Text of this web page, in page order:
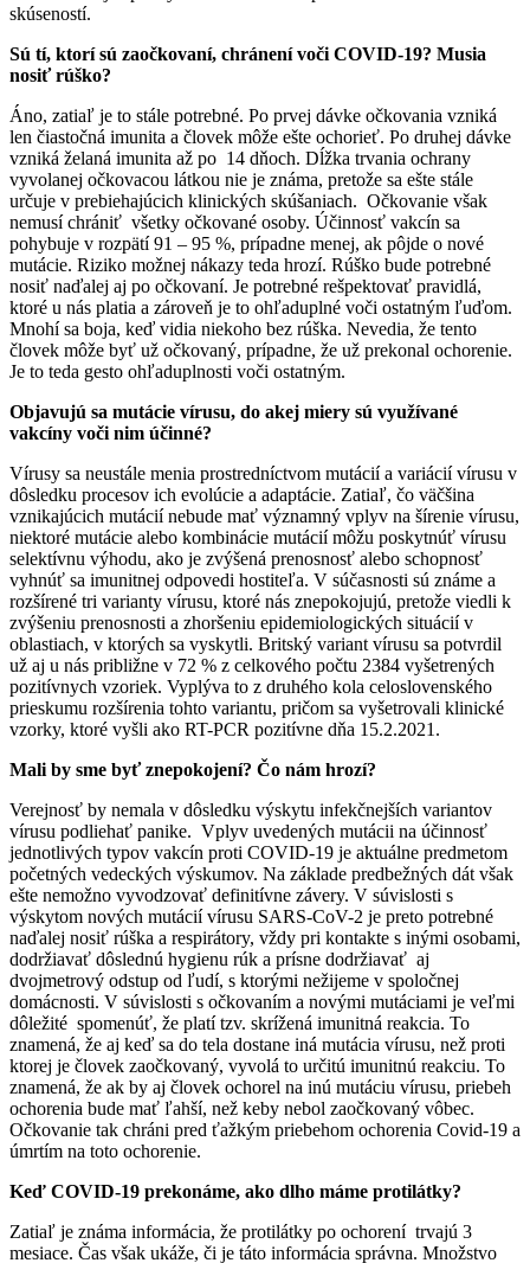
skúseností.
Sú tí, ktorí sú zaočkovaní, chránení voči COVID-19? Musia
nosiť rúško?
Áno, zatiaľ je to stále potrebné. Po prvej dávke očkovania vzniká
len čiastočná imunita a človek môže ešte ochorieť. Po druhej dávke
vzniká želaná imunita až po 14 dňoch. Dĺžka trvania ochrany
vyvolanej očkovacou látkou nie je známa, pretože sa ešte stále
určuje v prebiehajúcich klinických skúšaniach. Očkovanie však
nemusí chrániť všetky očkované osoby. Účinnosť vakcín sa
pohybuje v rozpätí 91 – 95 %, prípadne menej, ak pôjde o nové
mutácie. Riziko možnej nákazy teda hrozí. Rúško bude potrebné
nosiť naďalej aj po očkovaní. Je potrebné rešpektovať pravidlá,
ktoré u nás platia a zároveň je to ohľaduplné voči ostatným ľuďom.
Mnohí sa boja, keď vidia niekoho bez rúška. Nevedia, že tento
človek môže byť už očkovaný, prípadne, že už prekonal ochorenie.
Je to teda gesto ohľaduplnosti voči ostatným.
Objavujú sa mutácie vírusu, do akej miery sú využívané
vakcíny voči nim účinné?
Vírusy sa neustále menia prostredníctvom mutácií a variácií vírusu v
dôsledku procesov ich evolúcie a adaptácie. Zatiaľ, čo väčšina
vznikajúcich mutácií nebude mať významný vplyv na šírenie vírusu,
niektoré mutácie alebo kombinácie mutácií môžu poskytnúť vírusu
selektívnu výhodu, ako je zvýšená prenosnosť alebo schopnosť
vyhnúť sa imunitnej odpovedi hostiteľa. V súčasnosti sú známe a
rozšírené tri varianty vírusu, ktoré nás znepokojujú, pretože viedli k
zvýšeniu prenosnosti a zhoršeniu epidemiologických situácií v
oblastiach, v ktorých sa vyskytli. Britský variant vírusu sa potvrdil
už aj u nás približne v 72 % z celkového počtu 2384 vyšetrených
pozitívnych vzoriek. Vyplýva to z druhého kola celoslovenského
prieskumu rozšírenia tohto variantu, pričom sa vyšetrovali klinické
vzorky, ktoré vyšli ako RT-PCR pozitívne dňa 15.2.2021.
Mali by sme byť znepokojení? Čo nám hrozí?
Verejnosť by nemala v dôsledku výskytu infekčnejších variantov
vírusu podliehať panike. Vplyv uvedených mutácii na účinnosť
jednotlivých typov vakcín proti COVID-19 je aktuálne predmetom
početných vedeckých výskumov. Na základe predbežných dát však
ešte nemožno vyvodzovať definitívne závery. V súvislosti s
výskytom nových mutácií vírusu SARS-CoV-2 je preto potrebné
naďalej nosiť rúška a respirátory, vždy pri kontakte s inými osobami,
dodržiavať dôslednú hygienu rúk a prísne dodržiavať aj
dvojmetrový odstup od ľudí, s ktorými nežijeme v spoločnej
domácnosti. V súvislosti s očkovaním a novými mutáciami je veľmi
dôležité spomenúť, že platí tzv. skrížená imunitná reakcia. To
znamená, že aj keď sa do tela dostane iná mutácia vírusu, než proti
ktorej je človek zaočkovaný, vyvolá to určitú imunitnú reakciu. To
znamená, že ak by aj človek ochorel na inú mutáciu vírusu, priebeh
ochorenia bude mať ľahší, než keby nebol zaočkovaný vôbec.
Očkovanie tak chráni pred ťažkým priebehom ochorenia Covid-19 a
úmrtím na toto ochorenie.
Keď COVID-19 prekonáme, ako dlho máme protilátky?
Zatiaľ je známa informácia, že protilátky po ochorení trvajú 3
mesiace. Čas však ukáže, či je táto informácia správna. Množstvo